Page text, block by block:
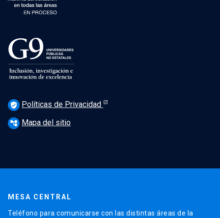
verified_user Políticas de Privacidad
account_tree Mapa del sitio
MESA CENTRAL
Teléfono para comunicarse con las distintas áreas de la